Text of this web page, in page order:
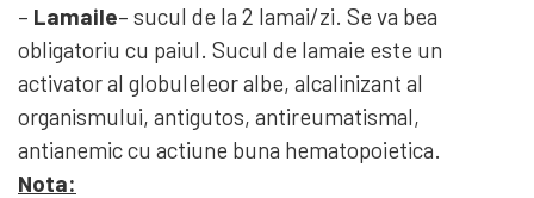
– Lamaile– sucul de la 2 lamai/zi. Se va bea
obligatoriu cu paiul. Sucul de lamaie este un
activator al globuleleor albe, alcalinizant al
organismului, antigutos, antireumatismal,
antianemic cu actiune buna hematopoietica.
Nota: